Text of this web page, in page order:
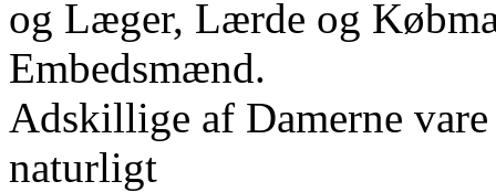
og Læger, Lærde og
Embedsmænd.
Adskillige af Damerne
naturligt